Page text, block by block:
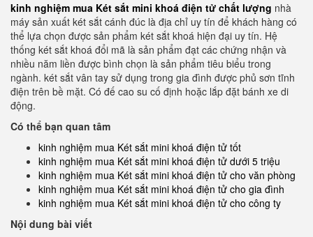
kinh nghiệm mua Két sắt mini khoá điện tử chất lượng nhà
máy sản xuất két sắt cánh đúc là địa chỉ uy tín để khách hàng có
thể lựa chọn được sản phẩm két sắt khoá hiện đại uy tín. Hệ
thống két sắt khoá đổi mã là sản phẩm đạt các chứng nhận và
nhiều năm liền được bình chọn là sản phẩm tiêu biểu trong
ngành. két sắt vân tay sử dụng trong gia đình được phủ sơn tĩnh
điện trên bề mặt. Có đế cao su cố định hoặc lắp đặt bánh xe di
động.
Có thể bạn quan tâm
kinh nghiệm mua Két sắt mini khoá điện tử tốt
kinh nghiệm mua Két sắt mini khoá điện tử dưới 5 triệu
kinh nghiệm mua Két sắt mini khoá điện tử cho văn phòng
kinh nghiệm mua Két sắt mini khoá điện tử cho gia đình
kinh nghiệm mua Két sắt mini khoá điện tử cho công ty
Nội dung bài viết